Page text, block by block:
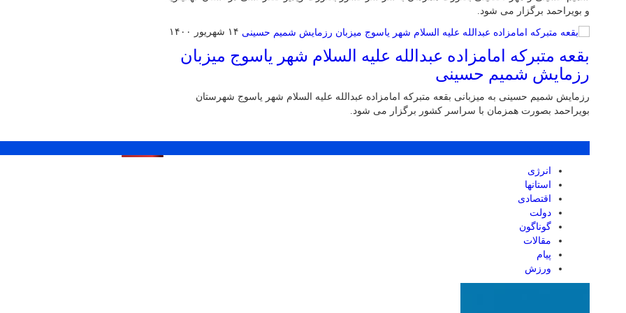
و بویراحمد برگزار می شود.
۱۴ شهریور ۱۴۰۰
بقعه متبرکه امامزاده عبدالله علیه السلام شهر یاسوج میزبان
رزمایش شمیم حسینی
رزمایش شمیم حسینی به میزبانی بقعه متبرکه امامزاده عبدالله علیه السلام شهر یاسوج شهرستان
بویراحمد بصورت همزمان با سراسر کشور برگزار می شود.
انرژی
استانها
اقتصادی
دولت
گوناگون
مقالات
پیام
ورزش